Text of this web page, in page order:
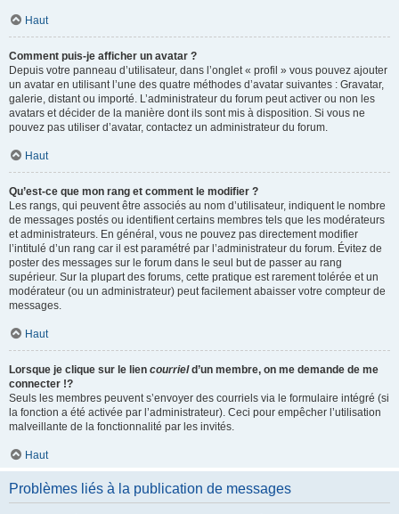
Haut
Comment puis-je afficher un avatar ?
Depuis votre panneau d’utilisateur, dans l’onglet « profil » vous pouvez ajouter
un avatar en utilisant l’une des quatre méthodes d’avatar suivantes : Gravatar,
galerie, distant ou importé. L’administrateur du forum peut activer ou non les
avatars et décider de la manière dont ils sont mis à disposition. Si vous ne
pouvez pas utiliser d’avatar, contactez un administrateur du forum.
Haut
Qu’est-ce que mon rang et comment le modifier ?
Les rangs, qui peuvent être associés au nom d’utilisateur, indiquent le nombre
de messages postés ou identifient certains membres tels que les modérateurs
et administrateurs. En général, vous ne pouvez pas directement modifier
l’intitulé d’un rang car il est paramétré par l’administrateur du forum. Évitez de
poster des messages sur le forum dans le seul but de passer au rang
supérieur. Sur la plupart des forums, cette pratique est rarement tolérée et un
modérateur (ou un administrateur) peut facilement abaisser votre compteur de
messages.
Haut
Lorsque je clique sur le lien courrield’un membre, on me demande de me
connecter !?
Seuls les membres peuvent s’envoyer des courriels via le formulaire intégré (si
la fonction a été activée par l’administrateur). Ceci pour empêcher l’utilisation
malveillante de la fonctionnalité par les invités.
Haut
Problèmes liés à la publication de messages